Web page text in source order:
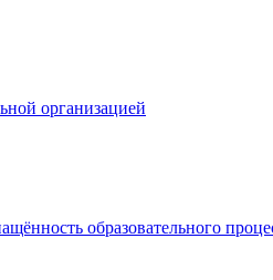
организацией
образовательного